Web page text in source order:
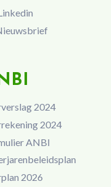
2024
2024
ANBI
2026